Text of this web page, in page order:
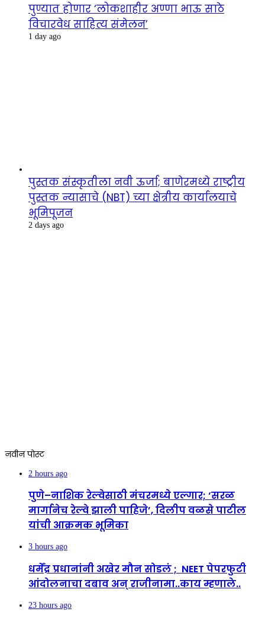
पुण्यात होणार ‘लोकशाहीर अण्णा भाऊ साठे
विचारवेध साहित्य संमेलन’
1 day ago
पुस्तक संस्कृतीला नवी ऊर्जा; बाणेरमध्ये राष्ट्रीय
पुस्तक न्यासाचे (NBT) च्या क्षेत्रीय कार्यालयाचे
भूमिपूजन
2 days ago
नवीन पोस्ट
2 hours ago
पुणे–नाशिक रेल्वेसाठी मंचरमध्ये एल्गार; ‘सरळ
मार्गानेच रेल्वे झाली पाहिजे’, दिलीप वळसे पाटील
यांची आक्रमक भूमिका
3 hours ago
धर्मेंद्र प्रधानांनी अखेर मौन सोडलं ; NEET पेपरफुटी
आंदोलनाचा दबाव अन् राजीनामा..काय म्हणाले..
23 hours ago